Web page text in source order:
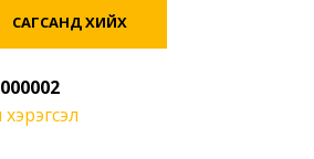
САГСАНД ХИЙХ